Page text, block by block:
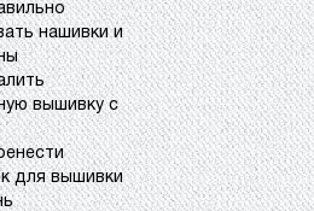
нашивки и
вышивку с
для вышивки